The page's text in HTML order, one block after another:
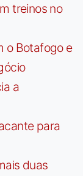
treinos no
o Botafogo e
a
para
duas